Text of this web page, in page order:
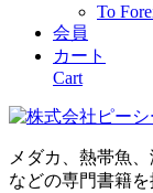
To
会員
カート
Cart
メダカ、熱帯魚
などの専門書籍